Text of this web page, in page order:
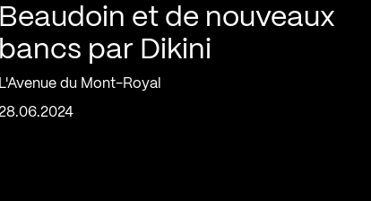
Beaudoin et de nouveaux
bancs par Dikini
L'Avenue du Mont-Royal
28.06.2024